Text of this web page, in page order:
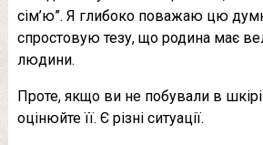
сім’ю”. Я глибоко поважаю цю
спростовую тезу, що родина має
людини.
Проте, якщо ви не побували в
оцінюйте її. Є різні ситуації.